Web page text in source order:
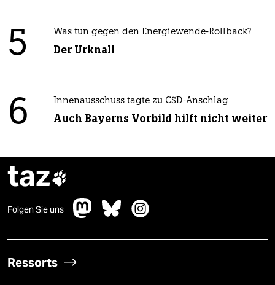
5 Was tun gegen den Energiewende-Rollback?
Der Urknall
6 Innenausschuss tagte zu CSD-Anschlag
Auch Bayerns Vorbild hilft nicht weiter
taz
Folgen Sie uns
Ressorts